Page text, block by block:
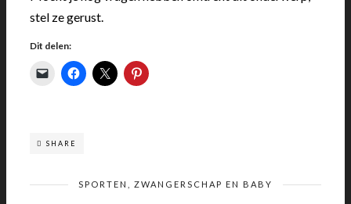
stel ze gerust.
Dit delen:
SHARE
SPORTEN, ZWANGERSCHAP EN BABY